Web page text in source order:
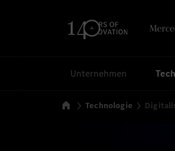
Unternehmen
Startseite
Technologie